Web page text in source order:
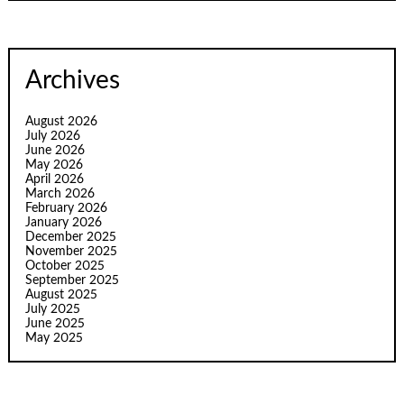
Archives
August 2026
July 2026
June 2026
May 2026
April 2026
March 2026
February 2026
January 2026
December 2025
November 2025
October 2025
September 2025
August 2025
July 2025
June 2025
May 2025